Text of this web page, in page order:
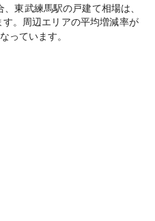
、東武練馬駅の戸建て相場は、
。周辺エリアの平均増減率が
っています。